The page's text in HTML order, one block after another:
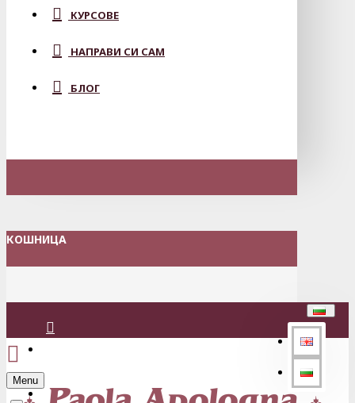
КУРСОВЕ
НАПРАВИ СИ САМ
БЛОГ
КОШНИЦА
Регистрация
Menu